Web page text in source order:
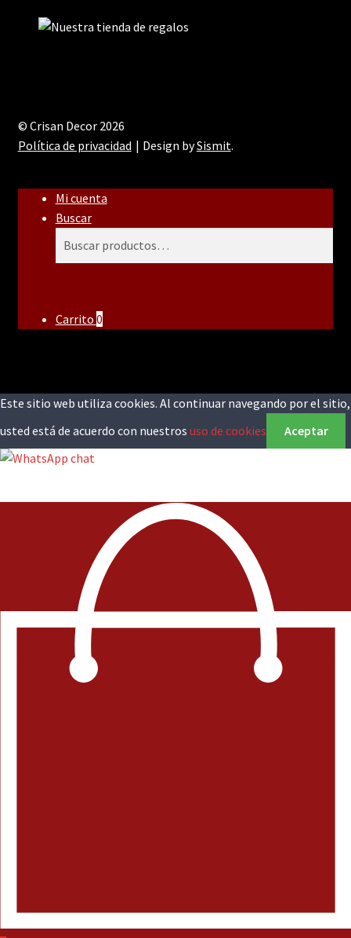
© Crisan Decor 2026
Política de privacidad
Design bySismit.
Mi cuenta
Buscar
Carrito 0
Este sitio web utiliza cookies. Al continuar navegando por el sitio,
usted está de acuerdo con nuestros uso de cookies Aceptar